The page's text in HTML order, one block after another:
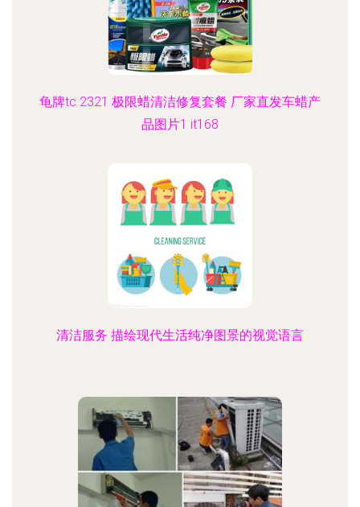
龟牌tc 2321 极限蜡清洁修复套餐 厂家直发车蜡产
品图片1 it168
清洁服务 描绘现代生活纯净图景的视觉语言